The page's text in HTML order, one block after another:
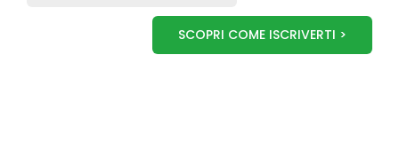
SCOPRI COME ISCRIVERTI >